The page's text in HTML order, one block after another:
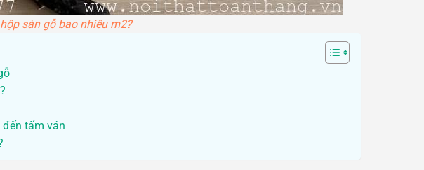
sàn gỗ bao nhiêu m2?
tấm ván